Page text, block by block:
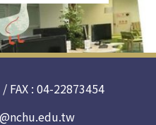
FAX : 04-22873454